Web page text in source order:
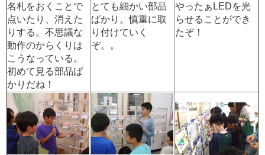
名札をおくことで
点いたり、消えた
りする。不思議な
動作のからくりは
こうなっている。
初めて見る部品ば
かりだね！
とても細かい部品
ばかり。慎重に取
り付けていく
ぞ。。
やったぁLEDを光
らせることができ
たぞ！